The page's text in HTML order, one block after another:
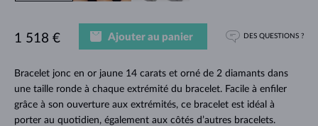
Bracelet jonc en or jaune 14 carats et orné de 2 diamants dans
une taille ronde à chaque extrémité du bracelet. Facile à enfiler
grâce à son ouverture aux extrémités, ce bracelet est idéal à
porter au quotidien, également aux côtés d’autres bracelets.
1 518 € Ajouter au panier DES QUESTIONS ?